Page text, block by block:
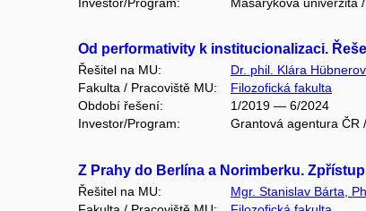
Od performativity k institucionalizaci.
Řešitel na MU:
Dr. phil. Klára
Fakulta / Pracoviště MU:
Filozofická fakulta
Období řešení:
1/2019 — 6/2024
Investor/Program:
Grantová agentura ČR
Z Prahy do Berlína a Norimberku.
Řešitel na MU:
Mgr. Stanislav Bárta,